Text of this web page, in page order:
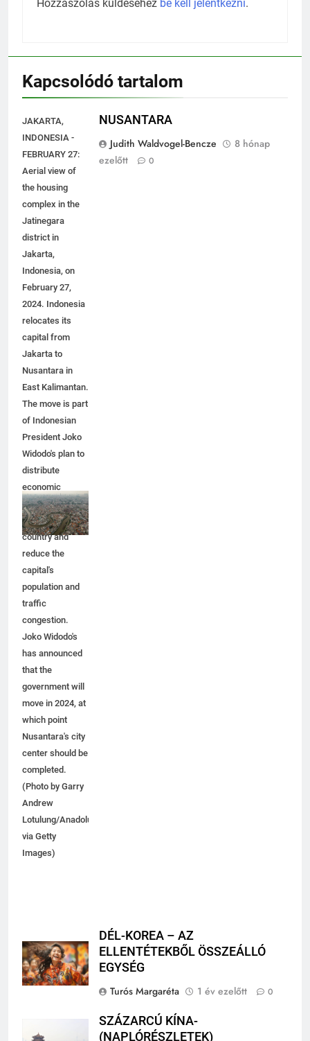
Kapcsolódó tartalom
JAKARTA,
INDONESIA -
FEBRUARY 27:
Aerial view of
the housing
complex in the
Jatinegara
district in
Jakarta,
Indonesia, on
February 27,
2024. Indonesia
relocates its
capital from
Jakarta to
Nusantara in
East Kalimantan.
The move is part
of Indonesian
President Joko
Widodo's plan to
distribute
economic
activity
throughout the
country and
reduce the
capital's
population and
congestion.
Joko Widodo's
has announced
government will
move in 2024, at
which point
Nusantara's city
center should be
completed.
(Photo by Garry
Andrew
Lotulung/Anadolu
via Getty
Judith Waldvogel-Bencze
DÉL-KOREA – AZ
ELLENTÉTEKBŐL ÖSSZEÁLLÓ
SZÁZARCÚ KÍNA-